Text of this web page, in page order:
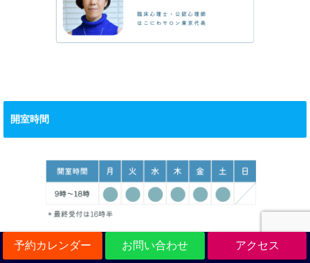
予約カレンダー お問い合わせ アクセス
開室時間